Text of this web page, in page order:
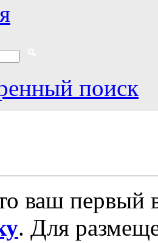
поиск
ваш первый
. Для